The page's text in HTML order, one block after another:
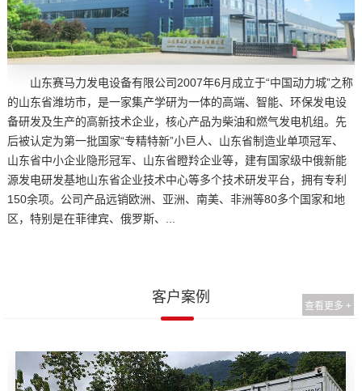
山东赛马力发电设备有限公司2007年6月成立于“中国动力城”之称
的山东省潍坊市，是一家集产学研为一体的高端、智能、环保发电设
备研发及生产的高新技术企业，核心产品为柴油和燃气发电机组。先
后被认定为第一批国家“专精特新”小巨人、山东省制造业单项冠军、
山东省中小企业隐形冠军、山东省瞪羚企业等，建有国家级中俄新能
源发电研发基地山东省企业技术中心等多个技术研发平台，拥有专利
150余项。公司产品远销欧洲、亚洲、南美、非洲等80多个国家和地
区，特别是在菲律宾、俄罗斯、...
客户案例
查看更多 +